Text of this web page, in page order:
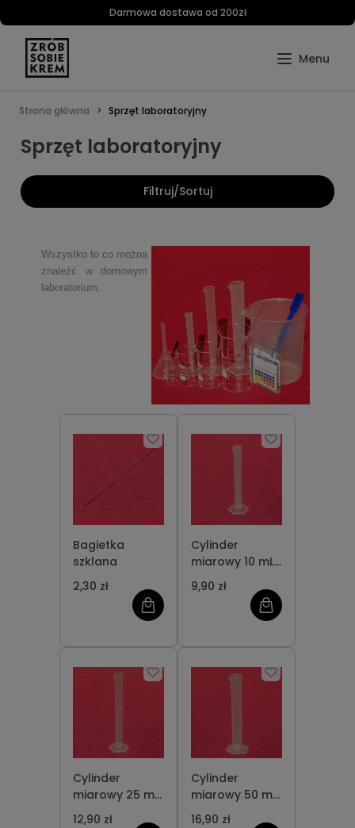
Darmowa dostawa od 200zł
Strona główna Sprzęt laboratoryjny
Sprzęt laboratoryjny
Filtruj/Sortuj
Wszystko to co można
znaleźć w domowym
laboratorium.
Bagietka
szklana
2,30 zł
Cylinder
miarowy 10 mL
PP
9,90 zł
Cylinder
miarowy 25 mL
PP
12,90 zł
Cylinder
miarowy 50 mL
PP
16,90 zł